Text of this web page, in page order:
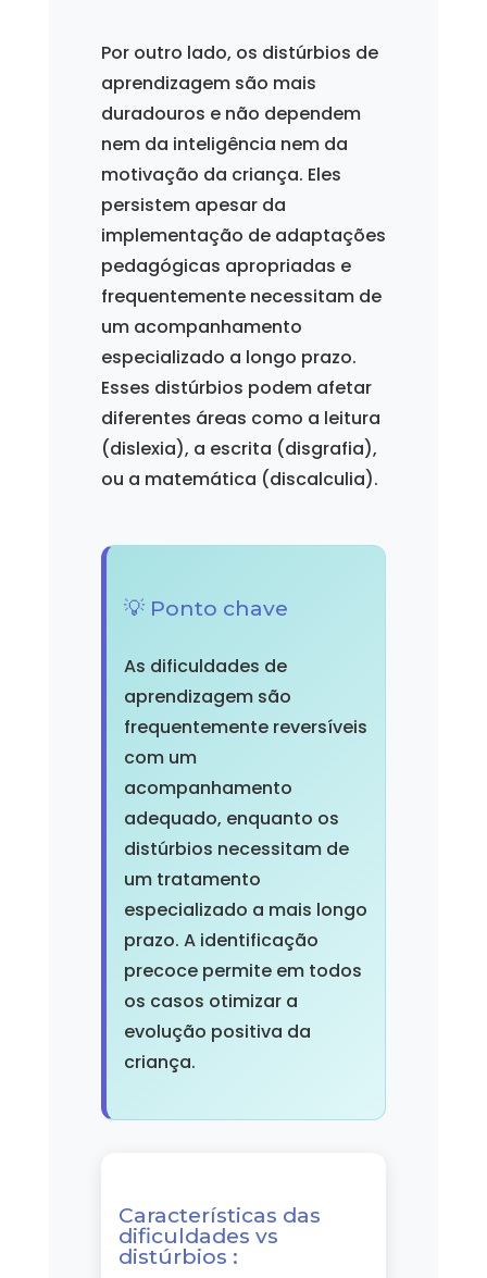
Por outro lado, os distúrbios de
aprendizagem são mais
duradouros e não dependem
nem da inteligência nem da
motivação da criança. Eles
persistem apesar da
implementação de adaptações
pedagógicas apropriadas e
frequentemente necessitam de
um acompanhamento
especializado a longo prazo.
Esses distúrbios podem afetar
diferentes áreas como a leitura
(dislexia), a escrita (disgrafia),
ou a matemática (discalculia).
💡 Ponto chave
As dificuldades de
aprendizagem são
frequentemente reversíveis
com um
acompanhamento
adequado, enquanto os
distúrbios necessitam de
um tratamento
especializado a mais longo
prazo. A identificação
precoce permite em todos
os casos otimizar a
evolução positiva da
criança.
Características das
dificuldades vs
distúrbios :